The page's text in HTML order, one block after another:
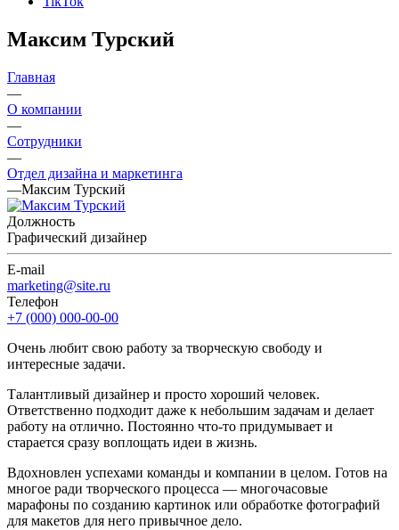
Максим Турский
Главная
—
О компании
—
Сотрудники
—
Отдел дизайна и маркетинга
—Максим Турский
Должность
Графический дизайнер
E-mail
marketing@site.ru
Телефон
+7 (000) 000-00-00
Очень любит свою работу за творческую свободу и
интересные задачи.
Талантливый дизайнер и просто хороший человек.
Ответственно подходит даже к небольшим задачам и делает
работу на отлично. Постоянно что-то придумывает и
старается сразу воплощать идеи в жизнь.
Вдохновлен успехами команды и компании в целом. Готов на
многое ради творческого процесса — многочасовые
марафоны по созданию картинок или обработке фотографий
для макетов для него привычное дело.